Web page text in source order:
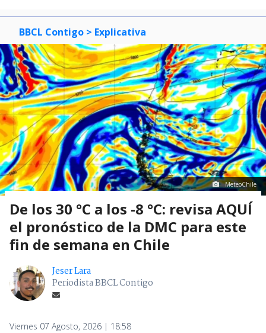
BBCL Contigo > Explicativa
MeteoChile
De los 30 °C a los -8 °C: revisa AQUÍ
el pronóstico de la DMC para este
fin de semana en Chile
Jeser Lara
Periodista BBCL Contigo
Viernes 07 Agosto, 2026 | 18:58